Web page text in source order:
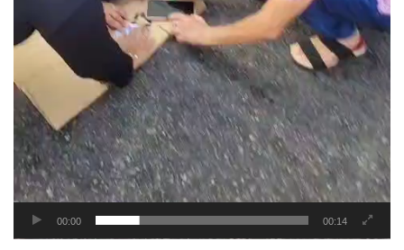
00:00 00:14